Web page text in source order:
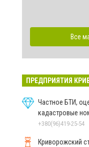
Все
ПРЕДПРИЯТИЯ
Частное БТИ,
кадастровые
самовольных
+380(96)419-25-54
Криворожский